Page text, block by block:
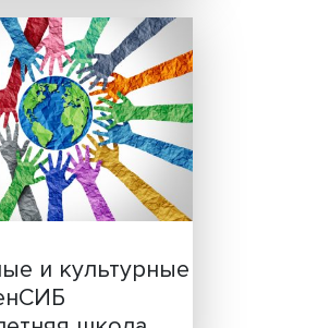
безопасности:
врачей